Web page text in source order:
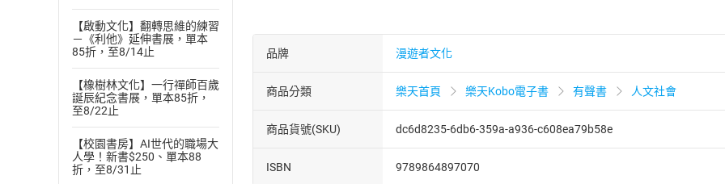
【啟動文化】翻轉思維的練習
－《利他》延伸書展，單本
85折，至8/14止
【橡樹林文化】一行禪師百歲
誕辰紀念書展，單本85折，
至8/22止
【校園書房】AI世代的職場大
人學！新書$250、單本88
折，至8/31止
目錄
第一章：收入高，風險大——古代律師不好當
第二章：筆能殺人，亦能活人——訟師也有正能量
第三章：官司也風流——那些漂亮的訴狀和判詞
第四章：見義勇為與見死不救——古代賞罰分明
第六章：御史一出，地動山搖——古代的巡視地方工作
品牌 漫遊者文化
商品分類 樂天首頁 樂天Kobo電子書 有聲書 人文社會
商品貨號(SKU) dc6d8235-6db6-359a-a936-c608ea79b58e
ISBN 9789864897070